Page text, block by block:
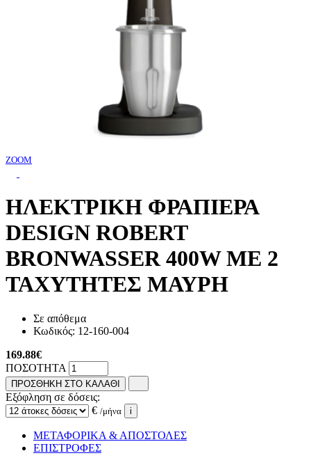
ZOOM
ΗΛΕΚΤΡΙΚΗ ΦΡΑΠΙΕΡΑ
DESIGN ROBERT
BRONWASSER 400W ΜΕ 2
ΤΑΧΥΤΗΤΕΣ ΜΑΥΡΗ
Σε απόθεμα
Κωδικός: 12-160-004
169.88€
ΠΟΣΟΤΗΤΑ
ΠΡΟΣΘΗΚΗ ΣΤΟ ΚΑΛΑΘΙ
Εξόφληση σε δόσεις:
€ /μήνα i
ΜΕΤΑΦΟΡΙΚΑ & ΑΠΟΣΤΟΛΕΣ
ΕΠΙΣΤΡΟΦΕΣ